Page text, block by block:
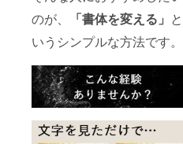
のが、
「書体を変える」 と
いうシンプルな方法です。